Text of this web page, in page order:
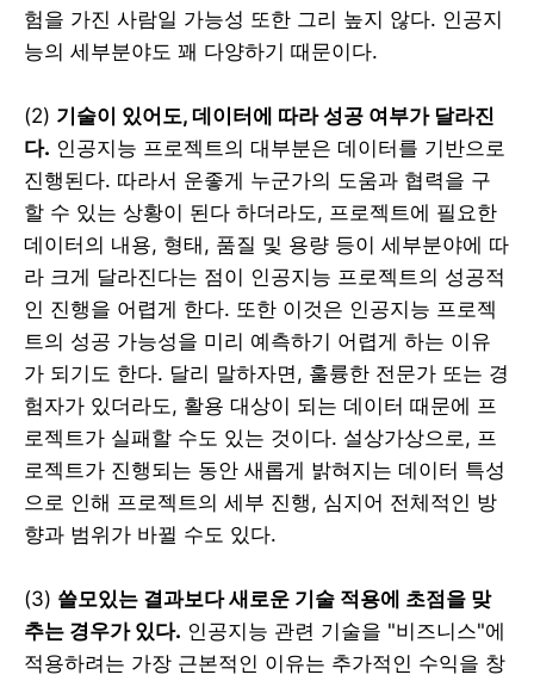
험을 가진 사람일 가능성 또한 그리 높지 않다. 인공지
능의 세부분야도 꽤 다양하기 때문이다.
(2) 기술이 있어도, 데이터에 따라 성공 여부가 달라진
다. 인공지능 프로젝트의 대부분은 데이터를 기반으로
진행된다. 따라서 운좋게 누군가의 도움과 협력을 구
할 수 있는 상황이 된다 하더라도, 프로젝트에 필요한
데이터의 내용, 형태, 품질 및 용량 등이 세부분야에 따
라 크게 달라진다는 점이 인공지능 프로젝트의 성공적
인 진행을 어렵게 한다. 또한 이것은 인공지능 프로젝
트의 성공 가능성을 미리 예측하기 어렵게 하는 이유
가 되기도 한다. 달리 말하자면, 훌륭한 전문가 또는 경
험자가 있더라도, 활용 대상이 되는 데이터 때문에 프
로젝트가 실패할 수도 있는 것이다. 설상가상으로, 프
로젝트가 진행되는 동안 새롭게 밝혀지는 데이터 특성
으로 인해 프로젝트의 세부 진행, 심지어 전체적인 방
향과 범위가 바뀔 수도 있다.
(3) 쓸모있는 결과보다 새로운 기술 적용에 초점을 맞
추는 경우가 있다. 인공지능 관련 기술을 "비즈니스"에
적용하려는 가장 근본적인 이유는 추가적인 수익을 창